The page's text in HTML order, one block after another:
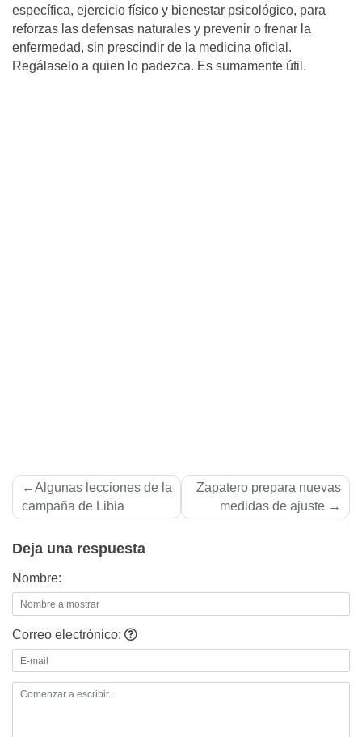
específica, ejercicio físico y bienestar psicológico, para
reforzas las defensas naturales y prevenir o frenar la
enfermedad, sin prescindir de la medicina oficial.
Regálaselo a quien lo padezca. Es sumamente útil.
Navegación
de
Algunas lecciones de la
campaña de Libia
Zapatero prepara nuevas
medidas de ajuste
Deja una respuesta
Nombre:
Correo electrónico: